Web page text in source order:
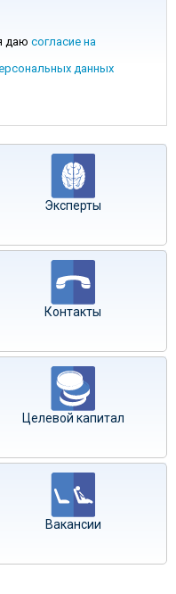
даю согласие на
данных
Эксперты
Контакты
Целевой капитал
Вакансии